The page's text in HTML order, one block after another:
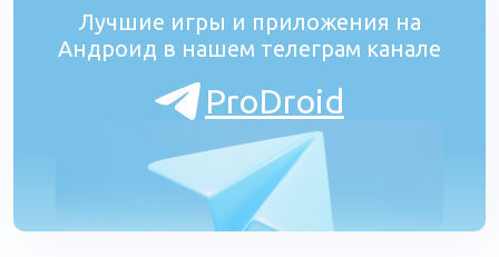
Лучшие игры и приложения на
Андроид в нашем телеграм канале
ProDroid